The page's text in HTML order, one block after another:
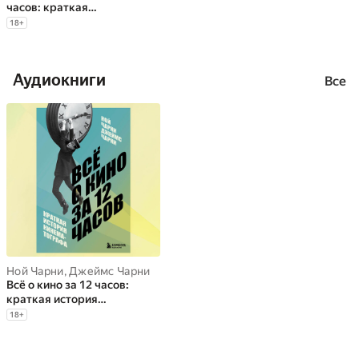
часов: краткая
история
18+
Аудиокниги Все
Ной Чарни, Джеймс Чарни
Всё о кино за 12 часов:
краткая история
кинематографа
18+